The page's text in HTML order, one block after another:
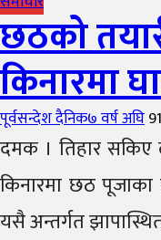
छठको
किनारमा
Author
पूर्वसन्देश दैनिकPosted
on
७ वर्ष अघि
दमक । तिहार सकिए
किनारमा छठ
यसै अन्तर्गत